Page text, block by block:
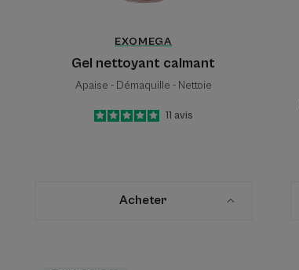
EXOMEGA
Gel nettoyant calmant
Apaise - Démaquille - Nettoie
5
/
5
11 avis
Acheter